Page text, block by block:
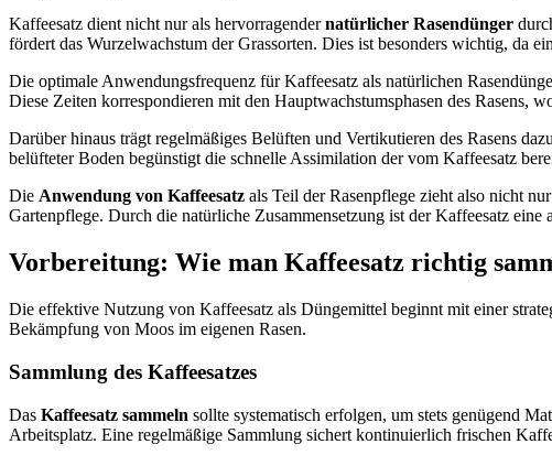
Kaffeesatz dient nicht nur als hervorragendernatürlicher Rasendünger
fördert das Wurzelwachstum der Grassorten. Dies ist besonders wichtig, da
Die optimale Anwendungsfrequenz für Kaffeesatz als natürlichen
Diese Zeiten korrespondieren mit den Hauptwachstumsphasen des Rasens,
Darüber hinaus trägt regelmäßiges Belüften und Vertikutieren des Rasens
belüfteter Boden begünstigt die schnelle Assimilation der vom Kaffeesatz
Die Anwendung von Kaffeesatz als Teil der Rasenpflege zieht also nicht
Gartenpflege. Durch die natürliche Zusammensetzung ist der Kaffeesatz
Vorbereitung: Wie man Kaffeesatz richtig
Die effektive Nutzung von Kaffeesatz als Düngemittel beginnt mit einer
Bekämpfung von Moos im eigenen Rasen.
Sammlung des Kaffeesatzes
Das Kaffeesatz sammeln sollte systematisch erfolgen, um stets genügend
Arbeitsplatz. Eine regelmäßige Sammlung sichert kontinuierlich frischen